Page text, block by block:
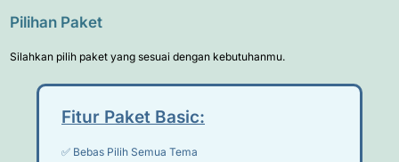
Pilihan Paket
Silahkan pilih paket yang sesuai dengan kebutuhanmu.
Fitur Paket Basic:
✅ Bebas Pilih Semua Tema